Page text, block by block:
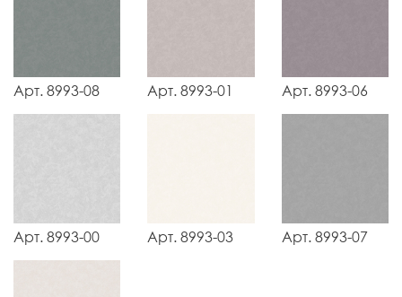
Арт. 8993-08 Арт. 8993-01 Арт. 8993-06
Арт. 8993-00 Арт. 8993-03 Арт. 8993-07